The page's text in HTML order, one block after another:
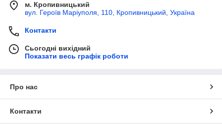
м. Кропивницький
вул. Героїв Маріуполя, 110, Кропивницький, Україна
Контакти
Сьогодні вихідний
Показати весь графік роботи
Про нас
Контакти